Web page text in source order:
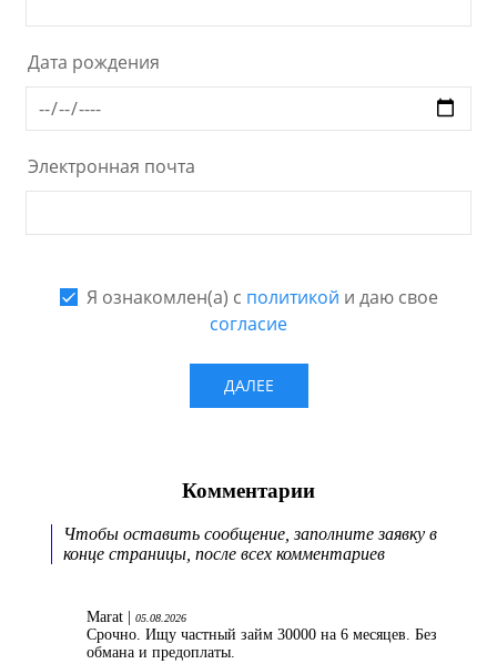
Комментарии
Чтобы оставить сообщение, заполните заявку в
конце страницы, после всех комментариев
Marat | 05.08.2026
Срочно. Ищу частный займ 30000 на 6 месяцев. Без
обмана и предоплаты.